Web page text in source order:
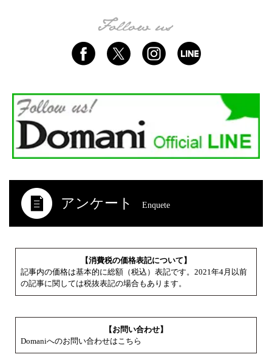
アンケート Enquete
【消費税の価格表記について】
記事内の価格は基本的に総額（税込）表記です。2021年4月以前
の記事に関しては税抜表記の場合もあります。
【お問い合わせ】
Domaniへのお問い合わせはこちら